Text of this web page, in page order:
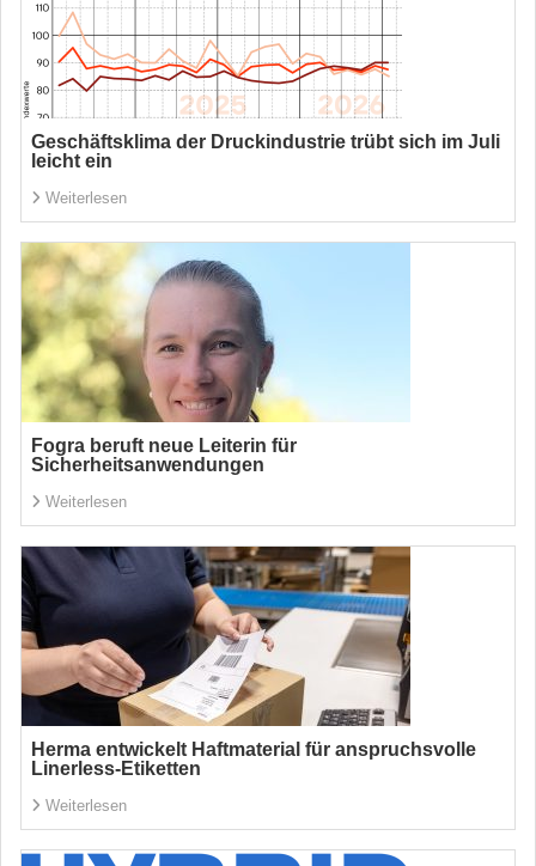
Geschäftsklima der Druckindustrie trübt sich im Juli
leicht ein
Weiterlesen
Fogra beruft neue Leiterin für
Sicherheitsanwendungen
Weiterlesen
Herma entwickelt Haftmaterial für anspruchsvolle
Linerless-Etiketten
Weiterlesen